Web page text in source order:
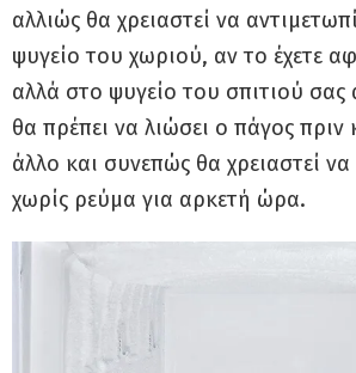
αλλιώς θα χρειαστεί να
ψυγείο του χωριού, αν το έχετε
αλλά στο ψυγείο του σπιτιού σας
θα πρέπει να λιώσει ο πάγος πριν
άλλο και συνεπώς θα χρειαστεί να
χωρίς ρεύμα για αρκετή ώρα.